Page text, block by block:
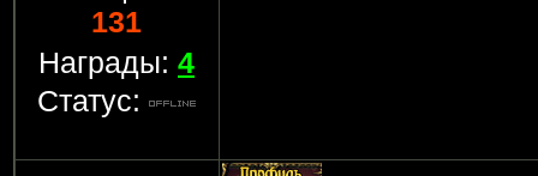
131
Награды: 4
Статус: